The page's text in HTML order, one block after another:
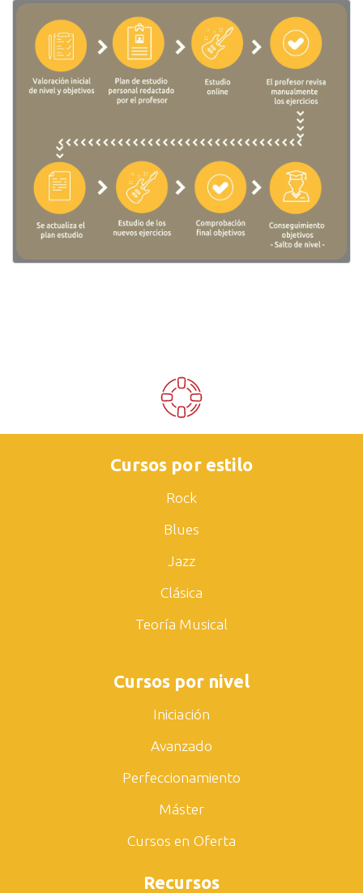
Cursos por estilo
Rock
Blues
Jazz
Clásica
Teoría Musical
Cursos por nivel
Iniciación
Avanzado
Perfeccionamiento
Máster
Cursos en Oferta
Recursos